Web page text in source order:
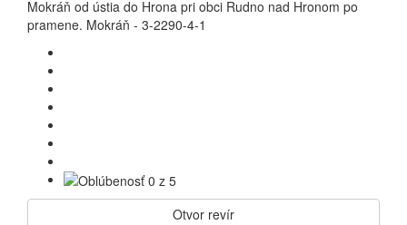
Mokráň od ústia do Hrona pri obci Rudno nad Hronom po
pramene. Mokráň - 3-2290-4-1
Otvor revír